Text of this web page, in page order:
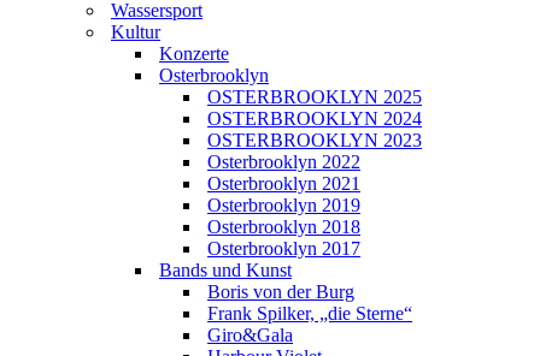
Wassersport
Kultur
Konzerte
Osterbrooklyn
OSTERBROOKLYN 2025
OSTERBROOKLYN 2024
OSTERBROOKLYN 2023
Osterbrooklyn 2022
Osterbrooklyn 2021
Osterbrooklyn 2019
Osterbrooklyn 2018
Osterbrooklyn 2017
Bands und Kunst
Boris von der Burg
Frank Spilker, „die Sterne“
Giro&Gala